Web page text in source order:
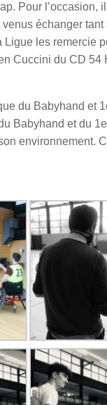
Pour l’occasion,
échanger
les remercie
Cuccini du CD 54
du Babyhand et
Babyhand et du
environnement.